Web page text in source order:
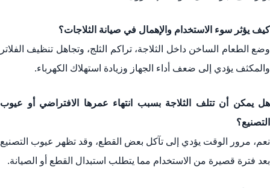
كيف يؤثر سوء الاستخدام والإهمال في صيانة الثلاجات؟
وضع الطعام الساخن داخل الثلاجة، تراكم الثلج، وتجاهل تنظيف الفلاتر
والمكثف يؤدي إلى ضعف أداء الجهاز وزيادة استهلاك الكهرباء.
هل يمكن أن تتلف الثلاجة بسبب انتهاء عمرها الافتراضي أو عيوب
التصنيع؟
نعم، مرور الوقت يؤدي إلى تآكل بعض القطع، وقد تظهر عيوب التصنيع
بعد فترة قصيرة من الاستخدام مما يتطلب استبدال القطع أو الصيانة.